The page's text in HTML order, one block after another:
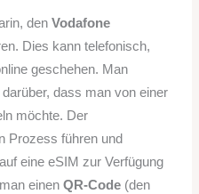
denVodafone
Dies kann telefonisch,
geschehen. Man
dass man von einer
möchte. Der
Prozess führen und
eine eSIM zur Verfügung
einenQR-Code (den